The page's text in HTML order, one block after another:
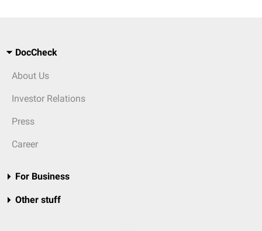
DocCheck
About Us
Investor Relations
Press
Career
For Business
Other stuff